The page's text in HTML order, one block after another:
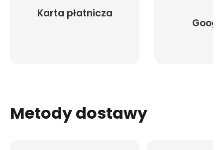
Karta płatnicza
Metody dostawy